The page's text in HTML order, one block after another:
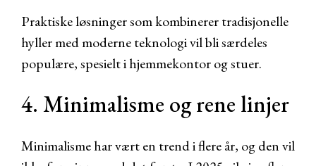
Praktiske løsninger som kombinerer tradisjonelle
hyller med moderne teknologi vil bli særdeles
populære, spesielt i hjemmekontor og stuer.
4. Minimalisme og rene linjer
Minimalisme har vært en trend i flere år, og den vil